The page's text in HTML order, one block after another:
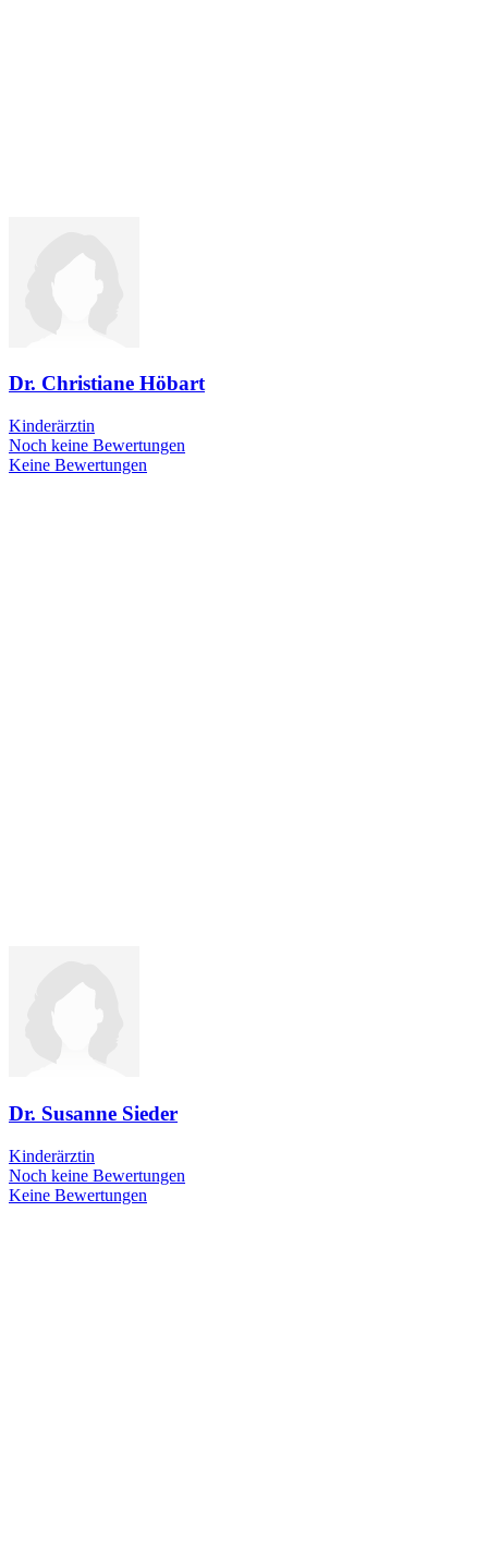
Dr. Christiane Höbart
Kinderärztin
Noch keine Bewertungen
Keine Bewertungen
Dr. Susanne Sieder
Kinderärztin
Noch keine Bewertungen
Keine Bewertungen